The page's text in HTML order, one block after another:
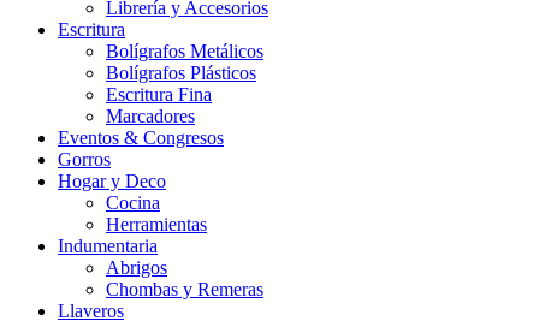
Librería y Accesorios
Escritura
Bolígrafos Metálicos
Bolígrafos Plásticos
Escritura Fina
Marcadores
Eventos & Congresos
Gorros
Hogar y Deco
Cocina
Herramientas
Indumentaria
Abrigos
Chombas y Remeras
Llaveros